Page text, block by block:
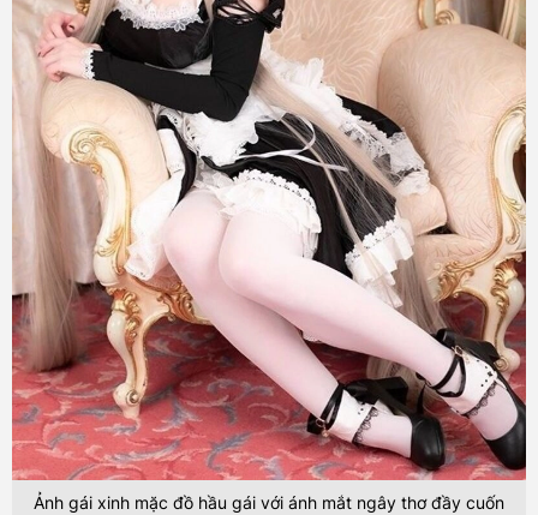
Ảnh gái xinh mặc đồ hầu gái với ánh mắt ngây thơ đầy cuốn